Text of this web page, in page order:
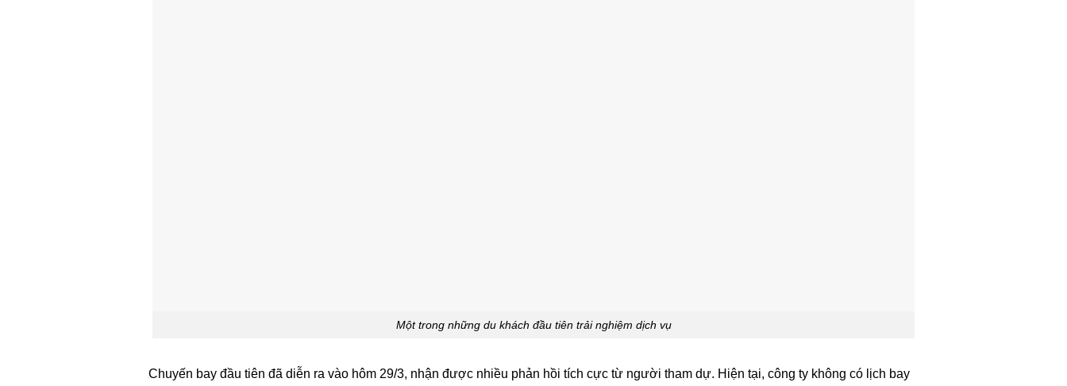
Một trong những du khách đầu tiên trải nghiệm dịch vụ
Chuyến bay đầu tiên đã diễn ra vào hôm 29/3, nhận được nhiều phản hồi tích cực từ người tham dự. Hiện tại, công ty không có lịch bay